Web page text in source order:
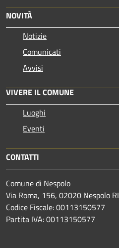
NOVITÀ
Notizie
Comunicati
Avvisi
VIVERE IL COMUNE
Luoghi
Eventi
CONTATTI
Comune di Nespolo
Via Roma, 156, 02020 Nespolo RI
Codice Fiscale: 00113150577
Partita IVA: 00113150577